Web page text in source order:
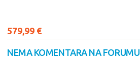
579,99 €
NEMA KOMENTARA NA FORUMU